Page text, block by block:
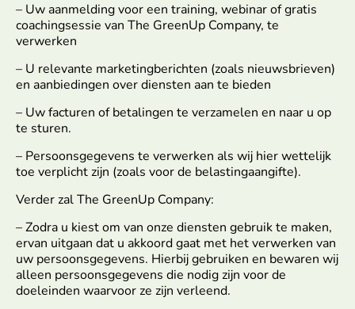
– Uw aanmelding voor een training, webinar of gratis
coachingsessie van The GreenUp Company, te
verwerken
– U relevante marketingberichten (zoals nieuwsbrieven)
en aanbiedingen over diensten aan te bieden
– Uw facturen of betalingen te verzamelen en naar u op
te sturen.
– Persoonsgegevens te verwerken als wij hier wettelijk
toe verplicht zijn (zoals voor de belastingaangifte).
Verder zal The GreenUp Company:
– Zodra u kiest om van onze diensten gebruik te maken,
ervan uitgaan dat u akkoord gaat met het verwerken van
uw persoonsgegevens. Hierbij gebruiken en bewaren wij
alleen persoonsgegevens die nodig zijn voor de
doeleinden waarvoor ze zijn verleend.